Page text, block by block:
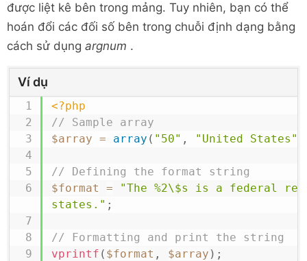
được liệt kê bên trong mảng. Tuy nhiên, bạn có thể
hoán đổi các đối số bên trong chuỗi định dạng bằng
cách sử dụng argnum .
Ví dụ
<?php
// Sample array
$array = array ( "50" , "United States"
// Defining the format string
$format
=
"The %2\$s is a federal
states." ;
// Formatting and print the string
vprintf ( $format , $array ) ;